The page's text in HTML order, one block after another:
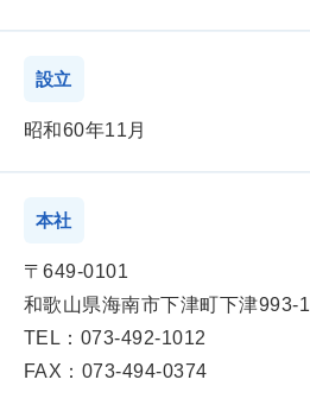
設立
昭和60年11月
本社
〒649-0101
和歌山県海南市下津町下津993-1
TEL：073-492-1012
FAX：073-494-0374